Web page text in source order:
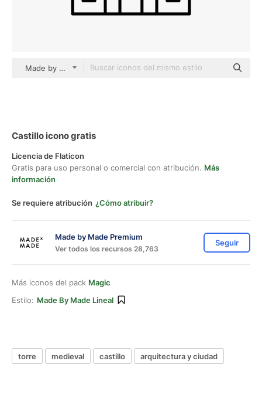
Made by Made Lineal
Castillo icono gratis
Licencia de Flaticon
Gratis para uso personal o comercial con atribución. Más
información
Se requiere atribución ¿Cómo atribuir?
Made by Made Premium
Ver todos los recursos 28,763
Seguir
Más iconos del pack Magic
Estilo: Made By Made Lineal
torre medieval castillo arquitectura y ciudad